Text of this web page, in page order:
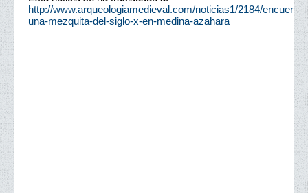
http://www.arqueologiamedieval.com/noticias1/2184/
una-mezquita-del-siglo-x-en-medina-azahara